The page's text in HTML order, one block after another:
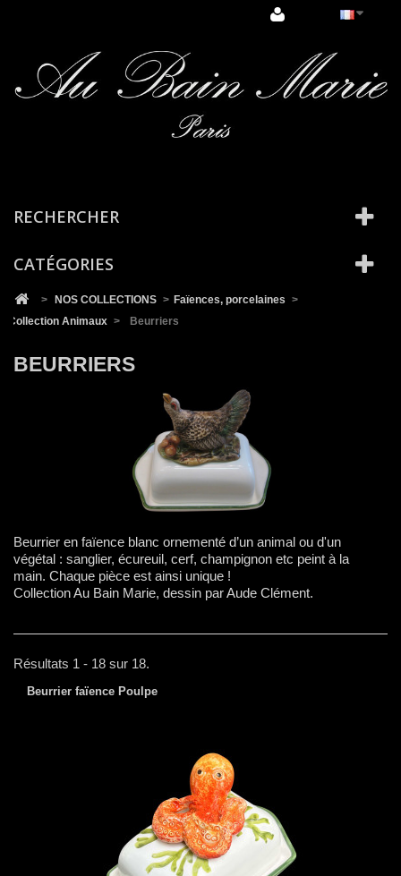
RECHERCHER
CATÉGORIES
> NOS COLLECTIONS > Faïences, porcelaines >
Collection Animaux > Beurriers
BEURRIERS
Beurrier en faïence blanc ornementé d’un animal ou d'un
végétal : sanglier, écureuil, cerf, champignon etc peint à la
main. Chaque pièce est ainsi unique !
Collection Au Bain Marie, dessin par Aude Clément.
Résultats 1 - 18 sur 18.
Beurrier faïence Poulpe